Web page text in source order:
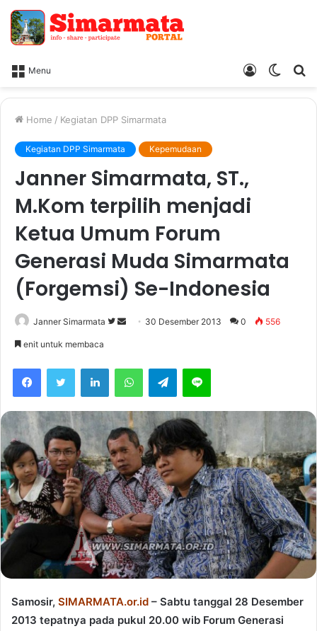
Menu
Switch
Log
Home / Kegiatan DPP Simarmata
Kegiatan DPP Simarmata Kepemudaan
Janner Simarmata, ST.,
M.Kom terpilih menjadi
Ketua Umum Forum
Generasi Muda Simarmata
(Forgemsi) Se-Indonesia
Janner Simarmata
F
n
T
w
i
t
t
e
r
a
e
m
a
i
l
30 Desember 2013 0 556
enit untuk membaca
Telegram
Samosir, SIMARMATA.or.id – Sabtu tanggal 28 Desember
2013 tepatnya pada pukul 20.00 wib Forum Generasi